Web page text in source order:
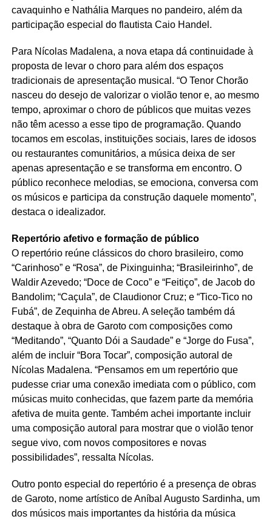
cavaquinho e Nathália Marques no pandeiro, além da
participação especial do flautista Caio Handel.
Para Nícolas Madalena, a nova etapa dá continuidade à
proposta de levar o choro para além dos espaços
tradicionais de apresentação musical. “O Tenor Chorão
nasceu do desejo de valorizar o violão tenor e, ao mesmo
tempo, aproximar o choro de públicos que muitas vezes
não têm acesso a esse tipo de programação. Quando
tocamos em escolas, instituições sociais, lares de idosos
ou restaurantes comunitários, a música deixa de ser
apenas apresentação e se transforma em encontro. O
público reconhece melodias, se emociona, conversa com
os músicos e participa da construção daquele momento”,
destaca o idealizador.
Repertório afetivo e formação de público
O repertório reúne clássicos do choro brasileiro, como
“Carinhoso” e “Rosa”, de Pixinguinha; “Brasileirinho”, de
Waldir Azevedo; “Doce de Coco” e “Feitiço”, de Jacob do
Bandolim; “Caçula”, de Claudionor Cruz; e “Tico-Tico no
Fubá”, de Zequinha de Abreu. A seleção também dá
destaque à obra de Garoto com composições como
“Meditando”, “Quanto Dói a Saudade” e “Jorge do Fusa”,
além de incluir “Bora Tocar”, composição autoral de
Nícolas Madalena. “Pensamos em um repertório que
pudesse criar uma conexão imediata com o público, com
músicas muito conhecidas, que fazem parte da memória
afetiva de muita gente. Também achei importante incluir
uma composição autoral para mostrar que o violão tenor
segue vivo, com novos compositores e novas
possibilidades”, ressalta Nícolas.
Outro ponto especial do repertório é a presença de obras
de Garoto, nome artístico de Aníbal Augusto Sardinha, um
dos músicos mais importantes da história da música